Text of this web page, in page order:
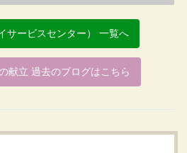
サービスセンター） 一覧へ
献立 過去のブログはこちら